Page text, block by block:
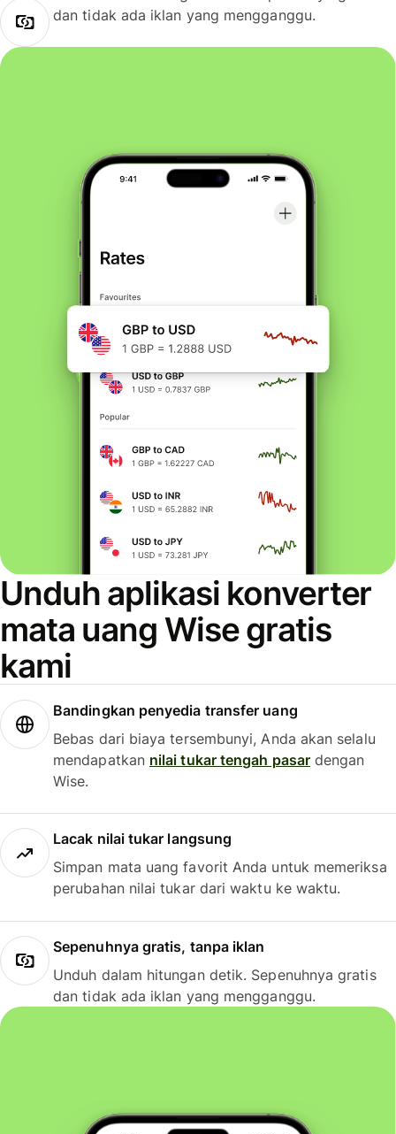
dan tidak ada iklan yang mengganggu.
Unduh aplikasi konverter
mata uang Wise gratis
kami
Bandingkan penyedia transfer uang
Bebas dari biaya tersembunyi, Anda akan selalu
mendapatkan nilai tukar tengah pasardengan
Wise.
Lacak nilai tukar langsung
Simpan mata uang favorit Anda untuk memeriksa
perubahan nilai tukar dari waktu ke waktu.
Sepenuhnya gratis, tanpa iklan
Unduh dalam hitungan detik. Sepenuhnya gratis
dan tidak ada iklan yang mengganggu.